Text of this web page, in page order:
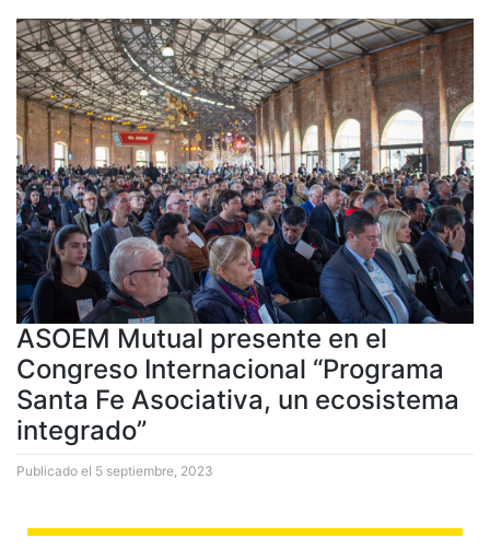
ASOEM Mutual presente en el
Congreso Internacional “Programa
Santa Fe Asociativa, un ecosistema
integrado”
Publicado el 5 septiembre, 2023